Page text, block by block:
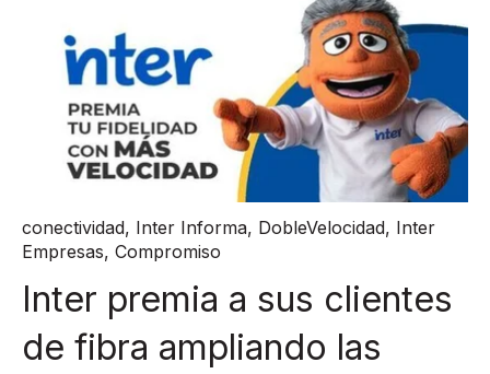
conectividad, Inter Informa, DobleVelocidad, Inter
Empresas, Compromiso
Inter premia a sus clientes
de fibra ampliando las